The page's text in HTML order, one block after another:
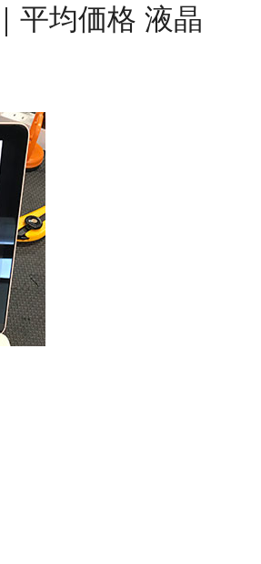
平均価格 液晶